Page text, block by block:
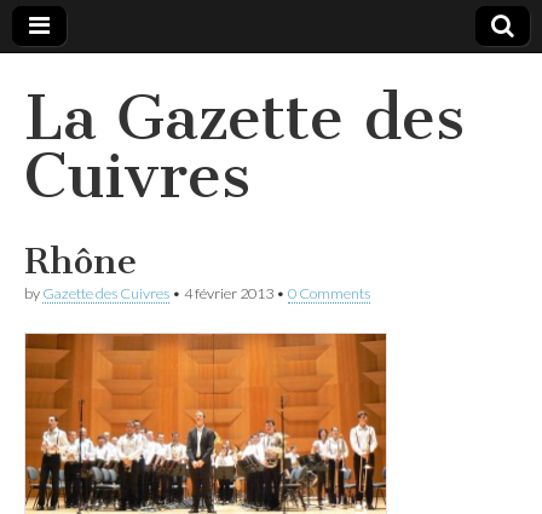
La Gazette des
Cuivres
Rhône
by Gazette des Cuivres • 4 février 2013 • 0 Comments